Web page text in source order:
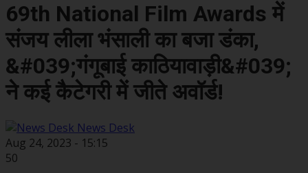
69th National Film Awards में
संजय लीला भंसाली का बजा डंका,
&#039;गंगूबाई काठियावाड़ी&#039;
ने कई कैटेगरी में जीते अवॉर्ड!
News Desk
Aug 24, 2023 - 15:15
50